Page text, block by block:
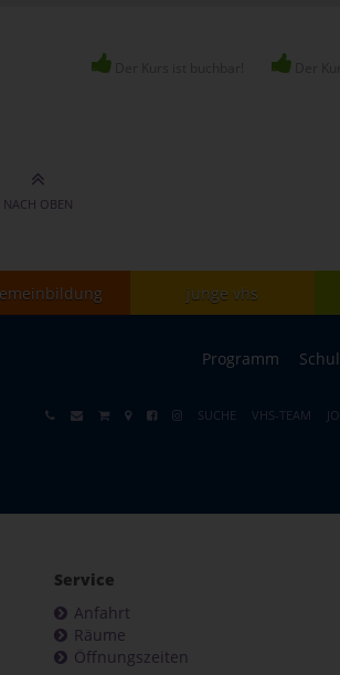
NACH OBEN
junge vhs
Programm
SUCHE VHS-TEAM
Service
Anfahrt
Räume
Öffnungszeiten